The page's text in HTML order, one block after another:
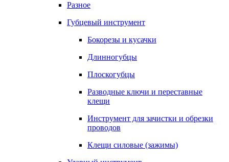
Разное
Губцевый инструмент
Бокорезы и кусачки
Длинногубцы
Плоскогубцы
Разводные ключи и переставные
клещи
Инструмент для зачистки и обрезки
проводов
Клещи силовые (зажимы)